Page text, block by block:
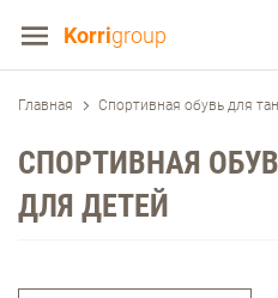
Korrigroup
Главная Спортивная обувь для
СПОРТИВНАЯ
ДЛЯ ДЕТЕЙ